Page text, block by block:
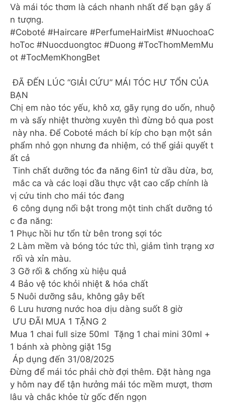
Và mái tóc thơm là cách nhanh nhất để bạn gây ấ
n tượng.
#Coboté #Haircare #PerfumeHairMist #NuochoaC
hoToc #Nuocduongtoc #Duong #TocThomMemMu
ot #TocMemKhongBet
ĐÃ ĐẾN LÚC “GIẢI CỨU” MÁI TÓC HƯ TỔN CỦA
BẠN
Chị em nào tóc yếu, khô xơ, gãy rụng do uốn, nhuộ
m và sấy nhiệt thường xuyên thì đừng bỏ qua post
này nha. Để Coboté mách bí kíp cho bạn một sản
phẩm nhỏ gọn nhưng đa nhiệm, có thể giải quyết t
ất cả
Tinh chất dưỡng tóc đa năng 6in1 từ dầu dừa, bơ,
mắc ca và các loại dầu thực vật cao cấp chính là
vị cứu tinh cho mái tóc đang
6 công dụng nổi bật trong một tinh chất dưỡng tó
c đa năng:
1️ Phục hồi hư tổn từ bên trong sợi tóc
2️ Làm mềm và bóng tóc tức thì, giảm tình trạng xơ
rối và xỉn màu.
3️ Gỡ rối & chống xù hiệu quả
4️ Bảo vệ tóc khỏi nhiệt & hóa chất
5️ Nuôi dưỡng sâu, không gây bết
6️ Lưu hương nước hoa dịu dàng suốt 8 giờ
ƯU ĐÃI MUA 1 TẶNG 2
Mua 1 chai full size 50ml Tặng 1 chai mini 30ml +
1 bánh xà phòng giặt 15g
Áp dụng đến 31/08/2025
Đừng để mái tóc phải chờ đợi thêm. Đặt hàng nga
y hôm nay để tận hưởng mái tóc mềm mượt, thơm
lâu và chắc khỏe từ gốc đến ngọn ‍️